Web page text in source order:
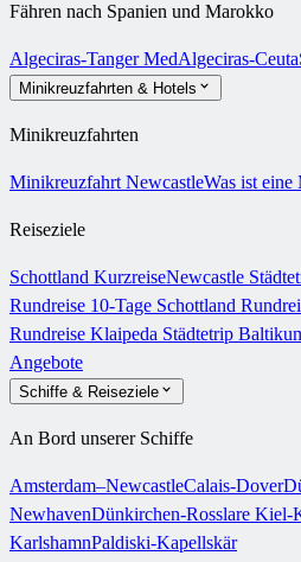
Fähren nach Spanien und Marokko
Algeciras-Tanger MedAlgeciras-Ceuta
Minikreuzfahrten & Hotels
Minikreuzfahrten
Minikreuzfahrt NewcastleWas ist
Reiseziele
Schottland KurzreiseNewcastle
Rundreise 10-Tage Schottland
Rundreise Klaipeda Städtetrip
Angebote
Schiffe & Reiseziele
An Bord unserer Schiffe
Amsterdam–NewcastleCalais-Dover
NewhavenDünkirchen-Rosslare Kiel-
KarlshamnPaldiski-Kapellskär